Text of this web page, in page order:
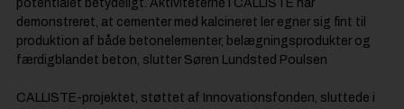
potentialet betydeligt. Aktiviteterne i CALLISTE har
demonstreret, at cementer med kalcineret ler egner sig fint til
produktion af både betonelementer, belægningsprodukter og
færdigblandet beton, slutter Søren Lundsted Poulsen
CALLISTE-projektet, støttet af Innovationsfonden, sluttede i